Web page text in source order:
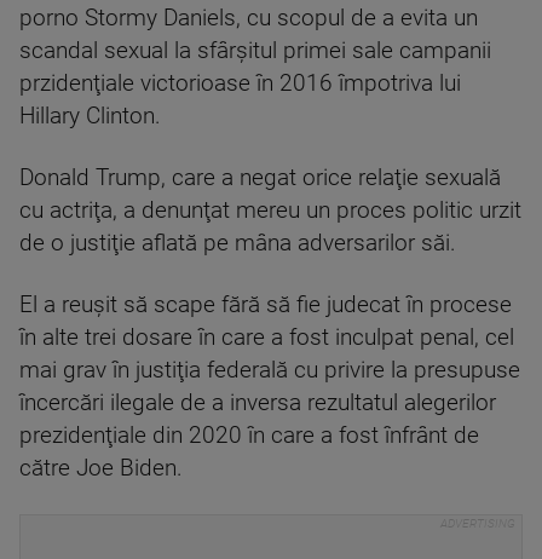
porno Stormy Daniels, cu scopul de a evita un
scandal sexual la sfârşitul primei sale campanii
przidenţiale victorioase în 2016 împotriva lui
Hillary Clinton.
Donald Trump, care a negat orice relaţie sexuală
cu actriţa, a denunţat mereu un proces politic urzit
de o justiţie aflată pe mâna adversarilor săi.
El a reuşit să scape fără să fie judecat în procese
în alte trei dosare în care a fost inculpat penal, cel
mai grav în justiţia federală cu privire la presupuse
încercări ilegale de a inversa rezultatul alegerilor
prezidenţiale din 2020 în care a fost înfrânt de
către Joe Biden.